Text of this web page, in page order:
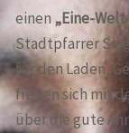
einen „Eine-
Stadtpfarrer
für den Laden,
freuen sich mit
über die gute